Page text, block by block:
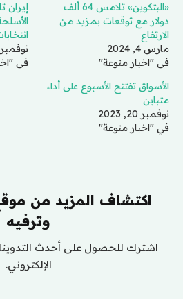
«البتكوين» تلامس 64 ألف
دولار مع توقعات بمزيد من
الارتفاع
مارس 4, 2024
في "اخبار منوعة"
إيران
نوفمبر 17, 2023
في
الأسواق تفتتح الأسبوع على أداء
متباين
نوفمبر 20, 2023
في "اخبار منوعة"
اكتشاف المزيد من
وترفيه
اشترك للحصول على أحدث
الإلكتروني.